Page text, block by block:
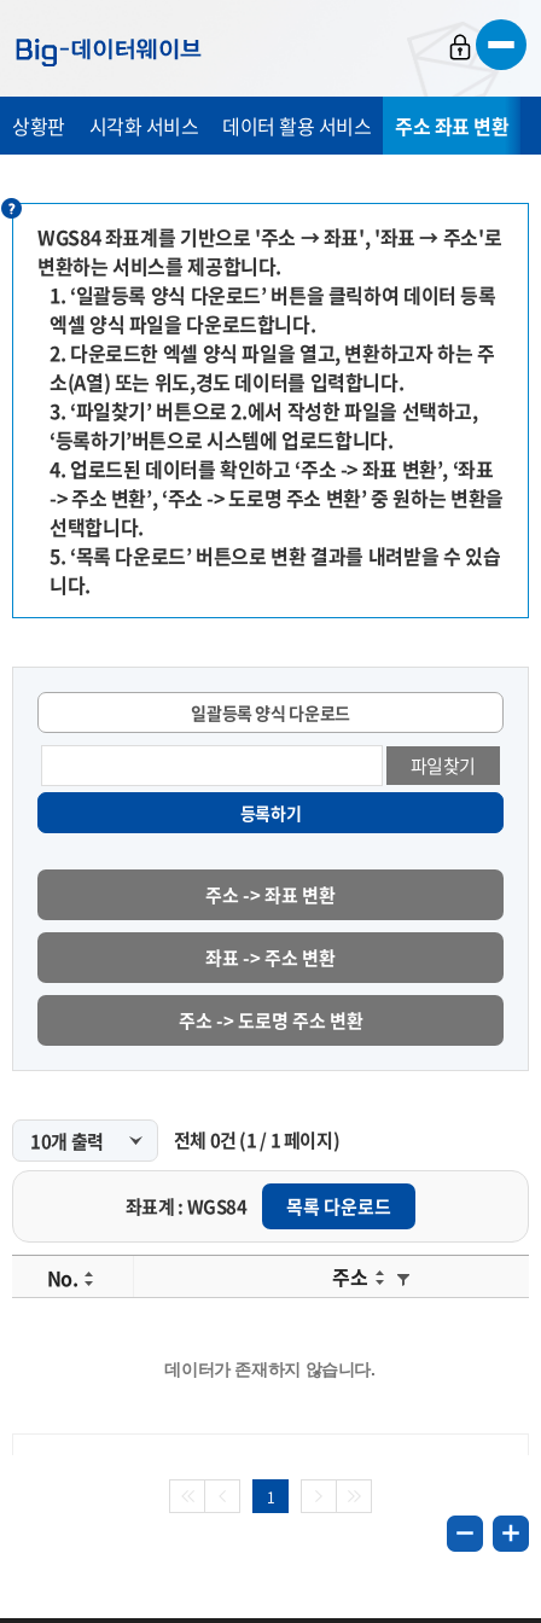
가
가
가
상황판 시각화 서비스 데이터 활용 서비스 주소 좌표 변환
WGS84 좌표계를 기반으로 '주소 → 좌표', '좌표 → 주소'로
변환하는 서비스를 제공합니다.
1. ‘일괄등록 양식 다운로드’ 버튼을 클릭하여 데이터 등록
엑셀 양식 파일을 다운로드합니다.
2. 다운로드한 엑셀 양식 파일을 열고, 변환하고자 하는 주
소(A열) 또는 위도,경도 데이터를 입력합니다.
3. ‘파일찾기’ 버튼으로 2.에서 작성한 파일을 선택하고,
‘등록하기’버튼으로 시스템에 업로드합니다.
4. 업로드된 데이터를 확인하고 ‘주소 -> 좌표 변환’, ‘좌표
-> 주소 변환’, ‘주소 -> 도로명 주소 변환’ 중 원하는 변환을
선택합니다.
5. ‘목록 다운로드’ 버튼으로 변환 결과를 내려받을 수 있습
니다.
일괄등록 양식 다운로드
파일찾기
등록하기
주소 -> 좌표 변환
좌표 -> 주소 변환
주소 -> 도로명 주소 변환
전체0건(1/1페이지)
좌표계 : WGS84 목록 다운로드
No. 주소
데이터가 존재하지 않습니다.
1